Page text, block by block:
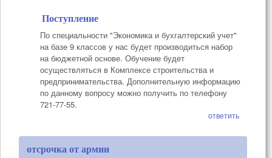
Поступление
По специальности "Экономика и бухгалтерский учет"
на базе 9 классов у нас будет производиться набор
на бюджетной основе. Обучение будет
осуществляться в Комплексе строительства и
предпринимательства. Дополнительную информацию
по данному вопросу можно получить по телефону
721-77-55.
ответить
отсрочка от армии